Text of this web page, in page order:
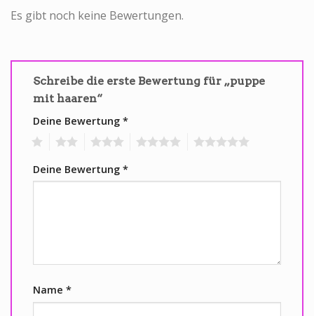
Es gibt noch keine Bewertungen.
Schreibe die erste Bewertung für „puppe
mit haaren“
Deine Bewertung *
Deine Bewertung *
Name *